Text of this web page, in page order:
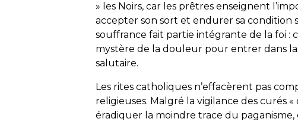
» les Noirs, car les prêtres enseignent
accepter son sort et endurer sa condition
souffrance fait partie intégrante de la foi :
mystère de la douleur pour entrer dans
salutaire.
Les rites catholiques n’effacèrent pas
religieuses. Malgré la vigilance des curés
éradiquer la moindre trace du